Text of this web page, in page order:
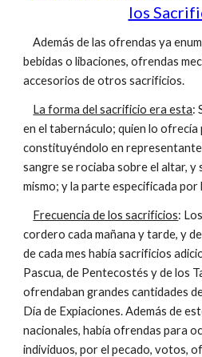
los
Además de las ofrendas ya
bebidas o libaciones, ofrendas
accesorios de otros sacrificios.
La forma del sacrificio era esta:
en el tabernáculo; quien lo ofrecía
constituyéndolo en
sangre se rociaba sobre el altar, y
mismo; y la parte especificada por
Frecuencia de los sacrificios:
cordero cada mañana y tarde, y
de cada mes había sacrificios
Pascua, de Pentecostés y de los
ofrendaban grandes cantidades
Día de Expiaciones. Además de
nacionales, había ofrendas para
individuos, por el pecado, votos,